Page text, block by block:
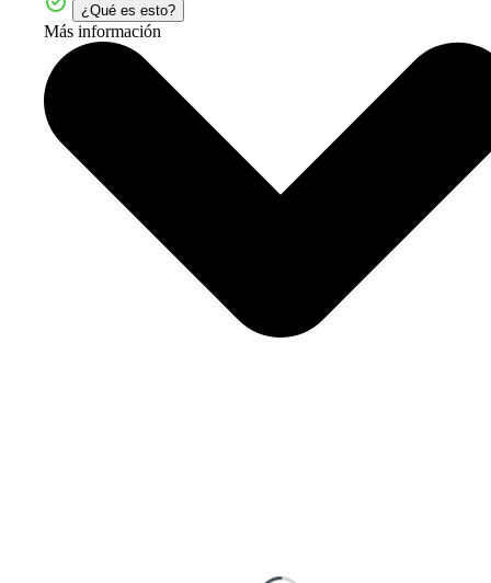
¿Qué es esto?
Más información